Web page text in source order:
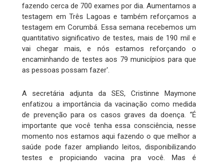
fazendo cerca de 700 exames por dia. Aumentamos a
testagem em Três Lagoas e também reforçamos a
testagem em Corumbá. Essa semana recebemos um
quantitativo significativo de testes, mais de 190 mil e
vai chegar mais, e nós estamos reforçando o
encaminhando de testes aos 79 municípios para que
as pessoas possam fazer'.
A secretária adjunta da SES, Cristinne Maymone
enfatizou a importância da vacinação como medida
de prevenção para os casos graves da doença. “É
importante que você tenha essa consciência, nesse
momento nos estamos aqui fazendo o que melhor a
saúde pode fazer ampliando leitos, disponibilizando
testes e propiciando vacina pra você. Mas é